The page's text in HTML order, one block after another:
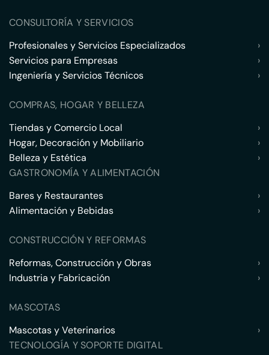
CONSULTORÍA Y SERVICIOS
Profesionales y Servicios Especializados
›
Servicios para Empresas
›
Ingeniería y Servicios Técnicos
›
COMPRAS, HOGAR Y BELLEZA
Tiendas y Comercio Local
›
Hogar, Decoración y Mobiliario
›
Belleza y Estética
›
GASTRONOMÍA Y ALIMENTACIÓN
Bares y Restaurantes
›
Alimentación y Bebidas
›
CONSTRUCCIÓN Y REFORMAS
Reformas, Construcción y Obras
›
Industria y Fabricación
›
MASCOTAS
Mascotas y Veterinarios
›
TECNOLOGÍA Y SOPORTE DIGITAL